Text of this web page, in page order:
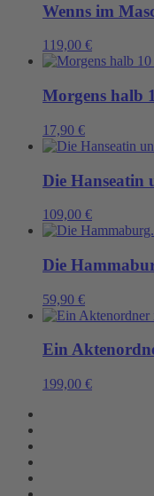
Wenns im
119,00 €
Morgens halb
17,90 €
Die Hanseatin
109,00 €
Die
59,90 €
Ein
199,00 €